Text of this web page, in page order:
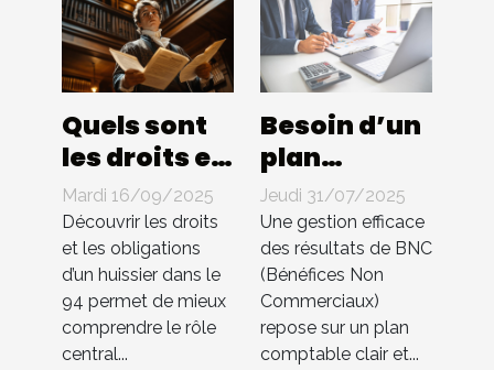
Quels sont
les droits et
les
obligations
d'un
huissier
dans le 94 ?
Mardi 16/09/2025
Découvrir les droits
et les obligations
d’un huissier dans le
94 permet de mieux
comprendre le rôle
central...
Besoin d’un
plan
comptable
pour BNC ?
Compta 4
You
s’occupe de
tout !
Jeudi 31/07/2025
Une gestion efficace
des résultats de BNC
(Bénéfices Non
Commerciaux)
repose sur un plan
comptable clair et...